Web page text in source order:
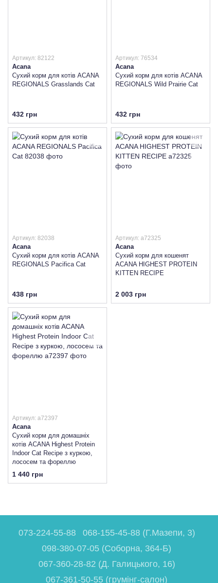
Артикул: 82122
Acana
Сухий корм для котів ACANA
REGIONALS Grasslands Cat
432 грн
Артикул: 76534
Acana
Сухий корм для котів ACANA
REGIONALS Wild Prairie Cat
432 грн
Артикул: 82038
Acana
Сухий корм для котів ACANA
REGIONALS Pacifica Cat
438 грн
Артикул: a72325
Acana
Сухий корм для кошенят
ACANA HIGHEST PROTEIN
KITTEN RECIPE
2 003 грн
Артикул: a72397
Acana
Сухий корм для домашніх
котів ACANA Highest Protein
Indoor Cat Recipe з куркою,
лососем та фореллю
1 440 грн
073-224-55-88
068-155-45-88 (Г.Мазепи, 3)
098-380-07-05 (Соборна, 364-Б)
067-360-28-82 (Д. Галицького, 16)
067-361-50-55 (грумінг-салон)